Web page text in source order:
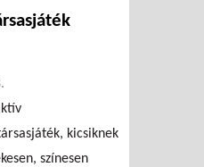
kicsiknek
színesen